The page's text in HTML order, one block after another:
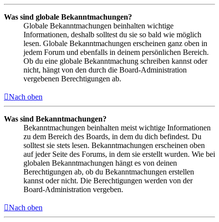
Was sind globale Bekanntmachungen?
Globale Bekanntmachungen beinhalten wichtige
Informationen, deshalb solltest du sie so bald wie möglich
lesen. Globale Bekanntmachungen erscheinen ganz oben in
jedem Forum und ebenfalls in deinem persönlichen Bereich.
Ob du eine globale Bekanntmachung schreiben kannst oder
nicht, hängt von den durch die Board-Administration
vergebenen Berechtigungen ab.
Nach oben
Was sind Bekanntmachungen?
Bekanntmachungen beinhalten meist wichtige Informationen
zu dem Bereich des Boards, in dem du dich befindest. Du
solltest sie stets lesen. Bekanntmachungen erscheinen oben
auf jeder Seite des Forums, in dem sie erstellt wurden. Wie bei
globalen Bekanntmachungen hängt es von deinen
Berechtigungen ab, ob du Bekanntmachungen erstellen
kannst oder nicht. Die Berechtigungen werden von der
Board-Administration vergeben.
Nach oben